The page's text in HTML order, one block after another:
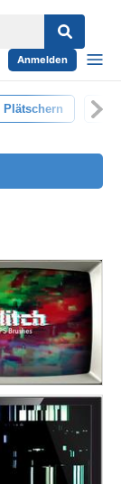
Anmelden
Plätschern